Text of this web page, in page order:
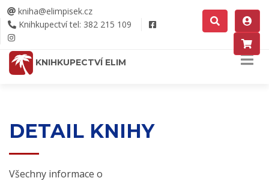
kniha@elimpisek.cz
Knihkupectví tel: 382 215 109
KNIHKUPECTVÍ ELIM
DETAIL KNIHY
Všechny informace o